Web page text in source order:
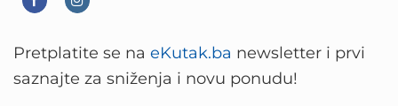
Pretplatite se na eKutak.ba newsletter i prvi
saznajte za sniženja i novu ponudu!